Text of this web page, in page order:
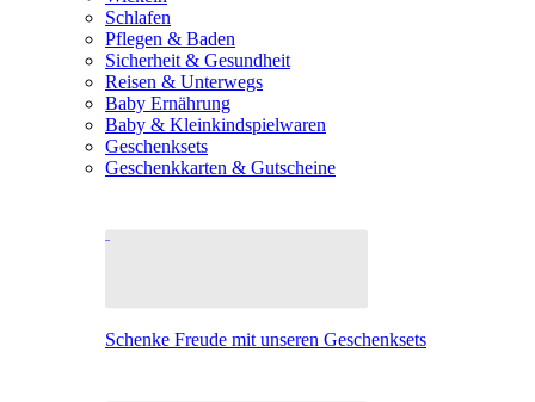
Schlafen
Pflegen & Baden
Sicherheit & Gesundheit
Reisen & Unterwegs
Baby Ernährung
Baby & Kleinkindspielwaren
Geschenksets
Geschenkkarten & Gutscheine
Schenke Freude mit unseren Geschenksets